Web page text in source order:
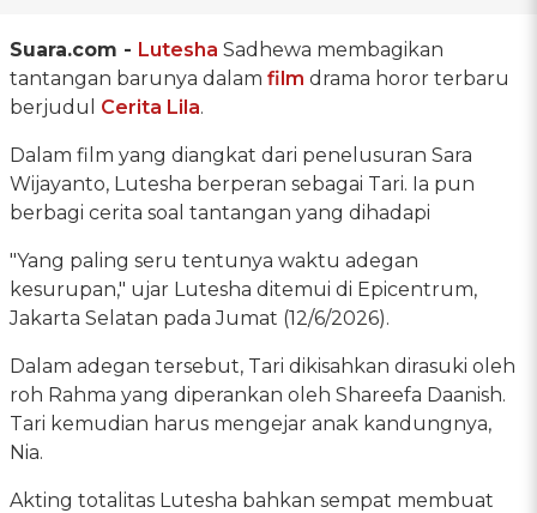
Suara.com - Lutesha Sadhewa membagikan
tantangan barunya dalam film drama horor terbaru
berjudul Cerita Lila.
Dalam film yang diangkat dari penelusuran Sara
Wijayanto, Lutesha berperan sebagai Tari. Ia pun
berbagi cerita soal tantangan yang dihadapi
"Yang paling seru tentunya waktu adegan
kesurupan," ujar Lutesha ditemui di Epicentrum,
Jakarta Selatan pada Jumat (12/6/2026).
Dalam adegan tersebut, Tari dikisahkan dirasuki oleh
roh Rahma yang diperankan oleh Shareefa Daanish.
Tari kemudian harus mengejar anak kandungnya,
Nia.
Akting totalitas Lutesha bahkan sempat membuat